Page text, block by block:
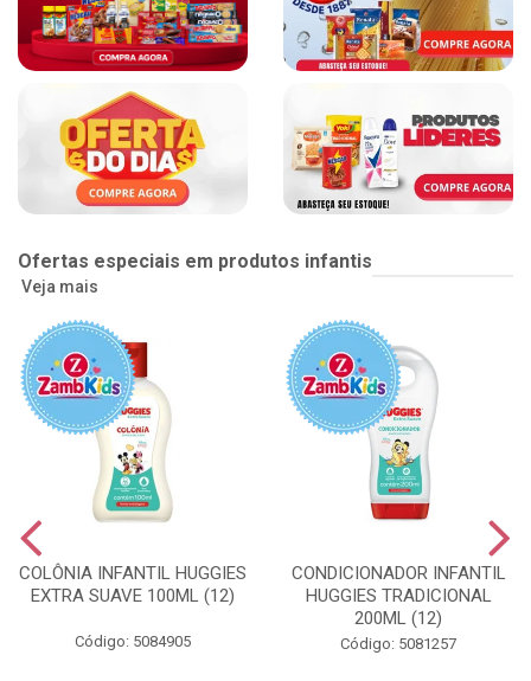
Ofertas especiais em produtos infantis
Veja mais
COLÔNIA INFANTIL HUGGIES
EXTRA SUAVE 100ML (12)
Código: 5084905
CONDICIONADOR INFANTIL
HUGGIES TRADICIONAL
200ML (12)
Código: 5081257